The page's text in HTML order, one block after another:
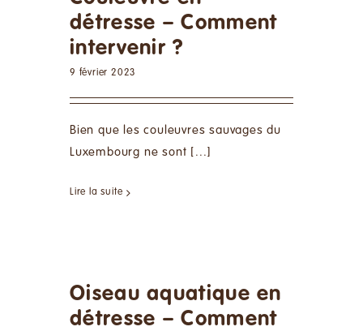
détresse – Comment
intervenir ?
9 février 2023
Bien que les couleuvres sauvages du
Luxembourg ne sont [...]
Lire la suite
Oiseau aquatique en
détresse – Comment